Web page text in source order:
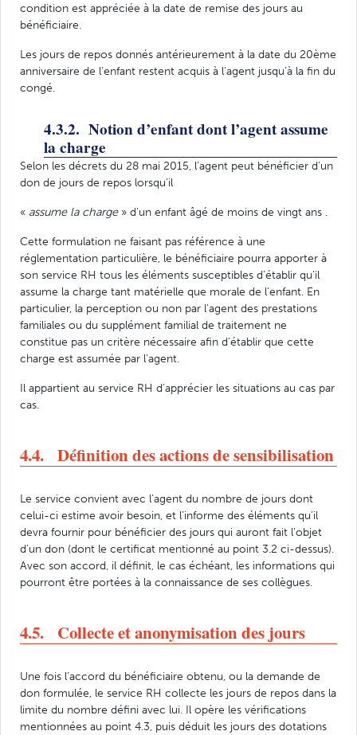
condition est appréciée à la date de remise des jours au
bénéficiaire.
Les jours de repos donnés antérieurement à la date du 20ème
anniversaire de l’enfant restent acquis à l’agent jusqu’à la fin du
congé.
4.3.2. Notion d’enfant dont l’agent assume
la charge
Selon les décrets du 28 mai 2015, l’agent peut bénéficier d’un
don de jours de repos lorsqu’il
« assume la charge» d'un enfant âgé de moins de vingt ans .
Cette formulation ne faisant pas référence à une
réglementation particulière, le bénéficiaire pourra apporter à
son service RH tous les éléments susceptibles d’établir qu’il
assume la charge tant matérielle que morale de l’enfant. En
particulier, la perception ou non par l’agent des prestations
familiales ou du supplément familial de traitement ne
constitue pas un critère nécessaire afin d’établir que cette
charge est assumée par l’agent.
Il appartient au service RH d’apprécier les situations au cas par
cas.
4.4. Définition des actions de sensibilisation
Le service convient avec l’agent du nombre de jours dont
celui-ci estime avoir besoin, et l’informe des éléments qu’il
devra fournir pour bénéficier des jours qui auront fait l’objet
d’un don (dont le certificat mentionné au point 3.2 ci-dessus).
Avec son accord, il définit, le cas échéant, les informations qui
pourront être portées à la connaissance de ses collègues.
4.5. Collecte et anonymisation des jours
Une fois l’accord du bénéficiaire obtenu, ou la demande de
don formulée, le service RH collecte les jours de repos dans la
limite du nombre défini avec lui. Il opère les vérifications
mentionnées au point 4.3, puis déduit les jours des dotations